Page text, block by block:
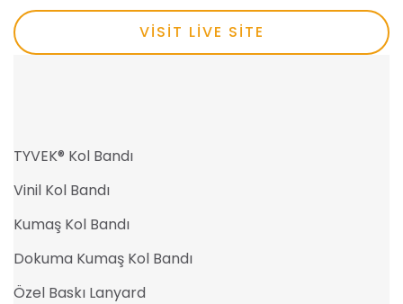
VISIT LIVE SITE
TYVEK® Kol Bandı
Vinil Kol Bandı
Kumaş Kol Bandı
Dokuma Kumaş Kol Bandı
Özel Baskı Lanyard